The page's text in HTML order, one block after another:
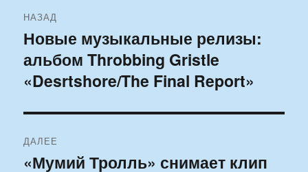
по
записям
НАЗАД
Предыдущая
запись:
Новые музыкальные релизы:
альбом Throbbing Gristle
«Desrtshore/The Final Report»
ДАЛЕЕ
Следующая
«Мумий Тролль» снимает клип